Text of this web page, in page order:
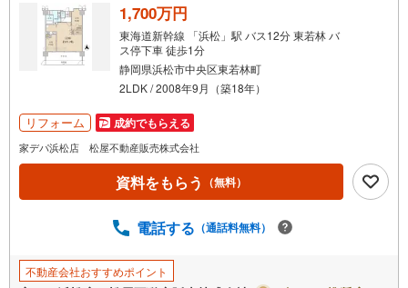
イ
ペ
ー
す
1,700万円
東海道新幹線 「浜松」駅 バス12分 東若林 バ
ス停下車 徒歩1分
静岡県浜松市中央区東若林町
2LDK / 2008年9月（築18年）
リフォーム 成約でもらえる
家デパ浜松店 松屋不動産販売株式会社
資料をもらう （無料）
電話する （通話料無料）
不動産会社おすすめポイント